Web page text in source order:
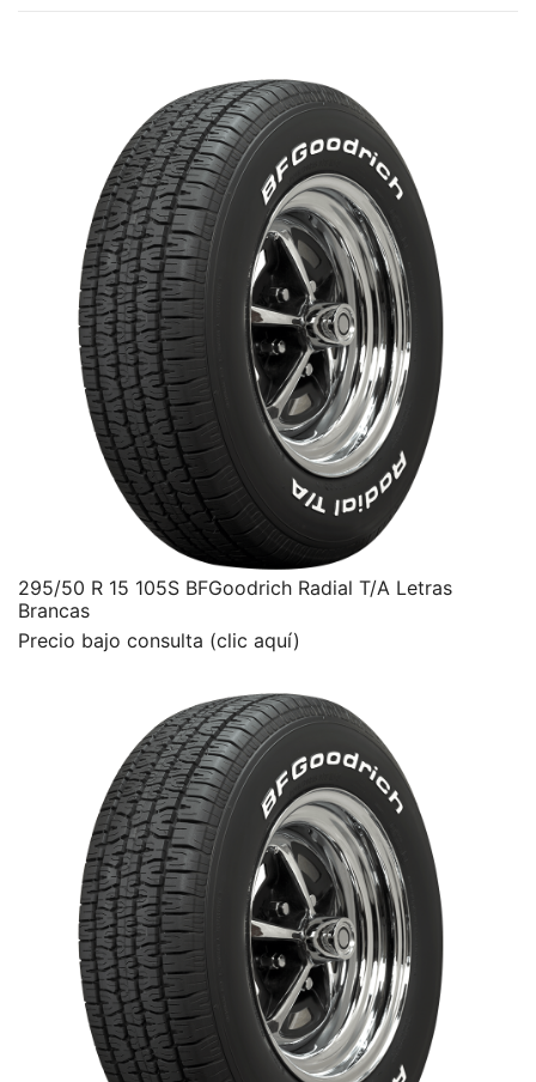
295/50 R 15 105S BFGoodrich Radial T/A Letras
Brancas
Precio bajo consulta (clic aquí)